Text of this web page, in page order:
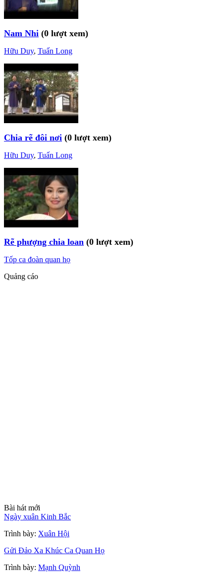
Nam Nhi (0 lượt xem)
Hữu Duy, Tuấn Long
Chia rẽ đôi nơi (0 lượt xem)
Hữu Duy, Tuấn Long
Rẽ phượng chia loan (0 lượt xem)
Tốp ca đoàn quan họ
Quảng cáo
Bài hát mới
Ngày xuân Kinh Bắc
Trình bày: Xuân Hội
Gửi Đảo Xa Khúc Ca Quan Họ
Trình bày: Mạnh Quỳnh